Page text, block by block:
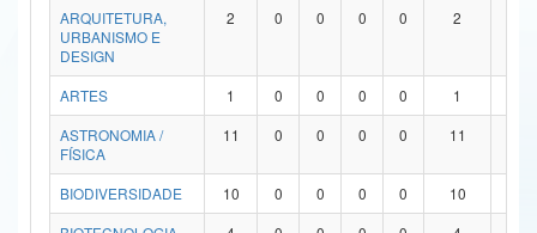
Ministério da Mulher, da Família e dos Direitos Humanos
Secretaria de Governo
ARQUITETURA,
URBANISMO E
DESIGN
2 0 0 0 0 2
ARTES 1 0 0 0 0 1
ASTRONOMIA /
FÍSICA
11 0 0 0 0 11
BIODIVERSIDADE 10 0 0 0 0 10